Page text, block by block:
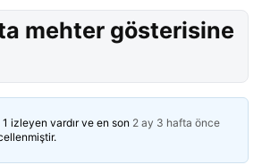
mehter gösterisine
izleyen vardır ve en son 2 ay 3 hafta önce